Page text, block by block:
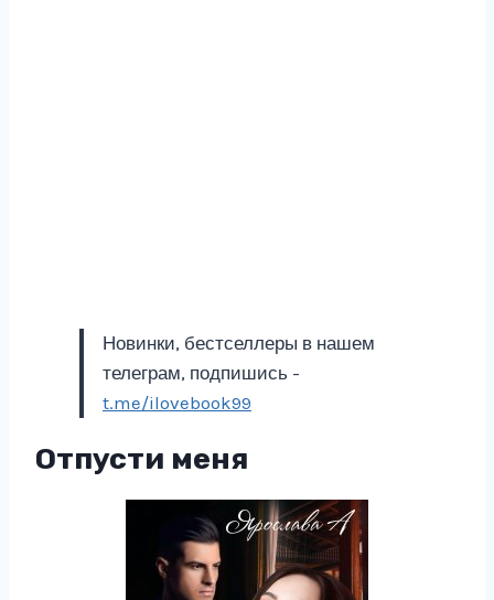
Новинки, бестселлеры в нашем
телеграм, подпишись -
t.me/ilovebook99
Отпусти меня